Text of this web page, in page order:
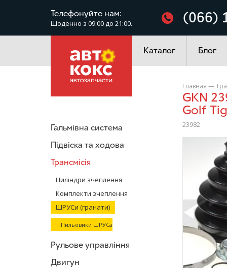
Телефонуйте нам:
Щоденно з 09:00 до 21:00. (066)
Каталог
Електроустаткування
Блог
Гальмівна система
Підвіска та ходова
Трансмісія
Циліндри зчеплення
Комплекти зчеплення
ШРУСи (гранати)
Пильовики ШРУСа
Рульове управління
Двигун
Главная —
GKN 23982 Пильовик зовнішнього ШРУСа VW Passat Caddy
Golf
23982